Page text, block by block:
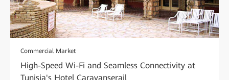
Commercial Market
High-Speed Wi-Fi and Seamless Connectivity at
Tunisia's Hotel Caravanserail